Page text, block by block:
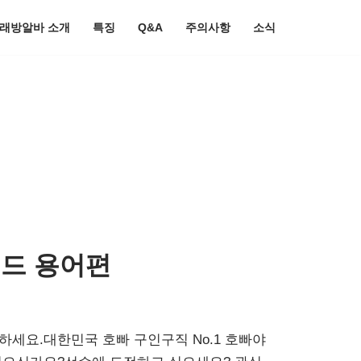
방알바 소개 특징 Q&A 주의사항 소식
용어편
세요.대한민국 호빠 구인구직 No.1 호빠야